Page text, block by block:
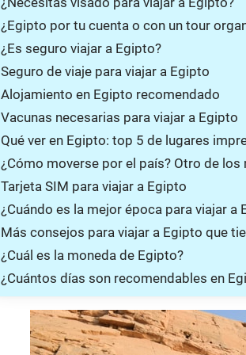
¿Egipto por tu cuenta o con un tour
¿Es seguro viajar a Egipto?
Seguro de viaje para viajar a Egipto
Alojamiento en Egipto recomendado
Vacunas necesarias para viajar a Egipto
Qué ver en Egipto: top 5 de lugares
¿Cómo moverse por el país? Otro de
Tarjeta SIM para viajar a Egipto
¿Cuándo es la mejor época para viajar a
Más consejos para viajar a Egipto que
¿Cuál es la moneda de Egipto?
¿Cuántos días son recomendables en